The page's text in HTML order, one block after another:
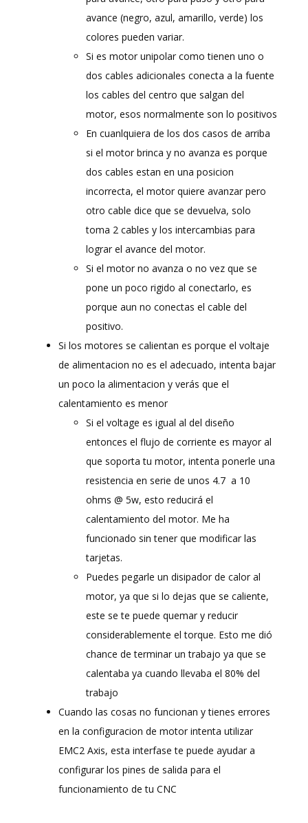
avance (negro, azul, amarillo, verde) los
colores pueden variar.
Si es motor unipolar como tienen uno o
dos cables adicionales conecta a la fuente
los cables del centro que salgan del
motor, esos normalmente son lo positivos
En cuanlquiera de los dos casos de arriba
si el motor brinca y no avanza es porque
dos cables estan en una posicion
incorrecta, el motor quiere avanzar pero
otro cable dice que se devuelva, solo
toma 2 cables y los intercambias para
lograr el avance del motor.
Si el motor no avanza o no vez que se
pone un poco rigido al conectarlo, es
porque aun no conectas el cable del
positivo.
Si los motores se calientan es porque el voltaje
de alimentacion no es el adecuado, intenta bajar
un poco la alimentacion y verás que el
calentamiento es menor
Si el voltage es igual al del diseño
entonces el flujo de corriente es mayor al
que soporta tu motor, intenta ponerle una
resistencia en serie de unos 4.7 a 10
ohms @ 5w, esto reducirá el
calentamiento del motor. Me ha
funcionado sin tener que modificar las
tarjetas.
Puedes pegarle un disipador de calor al
motor, ya que si lo dejas que se caliente,
este se te puede quemar y reducir
considerablemente el torque. Esto me dió
chance de terminar un trabajo ya que se
calentaba ya cuando llevaba el 80% del
trabajo
Cuando las cosas no funcionan y tienes errores
en la configuracion de motor intenta utilizar
EMC2 Axis, esta interfase te puede ayudar a
configurar los pines de salida para el
funcionamiento de tu CNC